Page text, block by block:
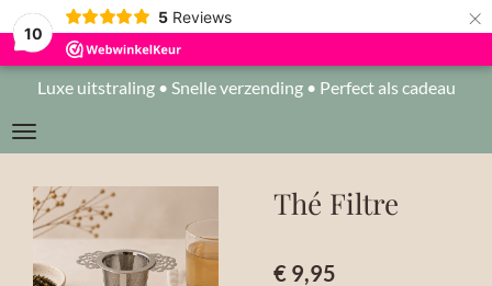
10
5 Reviews ×
Luxe uitstraling • Snelle verzending • Perfect als cadeau
Thé Filtre
€ 9,95